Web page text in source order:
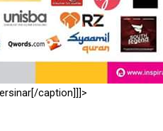
caption]]]>